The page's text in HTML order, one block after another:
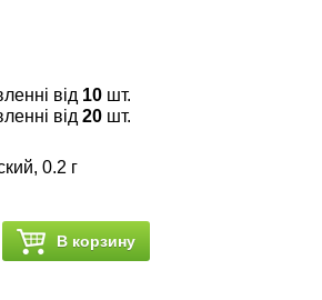
від 10 шт.
від 20 шт.
0.2 г
В корзину
«Рязаночка»
кристаллические
лист» в палочках
кашпо
колорадского жука